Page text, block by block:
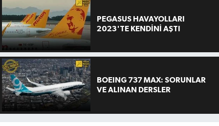
PEGASUS HAVAYOLLARI
2023'TE KENDİNİ AŞTI
BOEING 737 MAX: SORUNLAR
VE ALINAN DERSLER